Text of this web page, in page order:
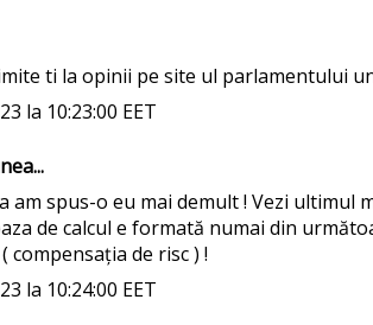
ti la opinii pe site ul parlamentului
la 10:23:00 EET
am spus-o eu mai demult ! Vezi ultimul
de calcul e formată numai din
( compensația de risc ) !
la 10:24:00 EET